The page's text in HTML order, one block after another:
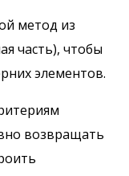
метод из
часть), чтобы
элементов.
возвращать